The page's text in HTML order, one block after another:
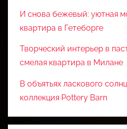
И снова бежевый: уютная
квартира в Гетеборге
Творческий интерьер в
смелая квартира в Милане
В объятьях ласкового
коллекция Pottery Barn